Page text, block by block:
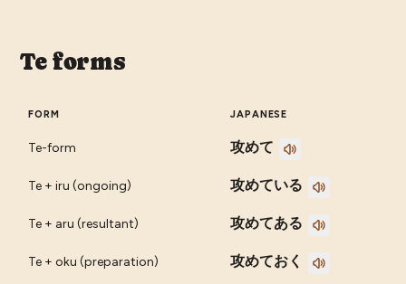
Te forms
FORM JAPANESE
Te-form 攻めて
Te + iru (ongoing) 攻めている
Te + aru (resultant) 攻めてある
Te + oku (preparation) 攻めておく